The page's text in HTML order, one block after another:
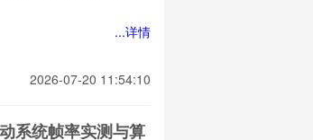
...详情
2026-07-20 11:54:10
系统帧率实测与算